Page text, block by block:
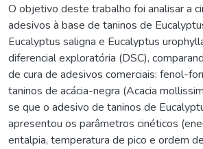
O objetivo deste trabalho foi analisar a
adesivos à base de taninos de
Eucalyptus saligna e Eucalyptus
diferencial exploratória (DSC),
de cura de adesivos comerciais: fenol-
taninos de acácia-negra (Acacia
se que o adesivo de taninos de
apresentou os parâmetros cinéticos
entalpia, temperatura de pico e ordem